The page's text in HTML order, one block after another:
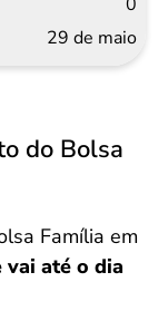
29 de maio
do Bolsa
Família em
vai até o dia